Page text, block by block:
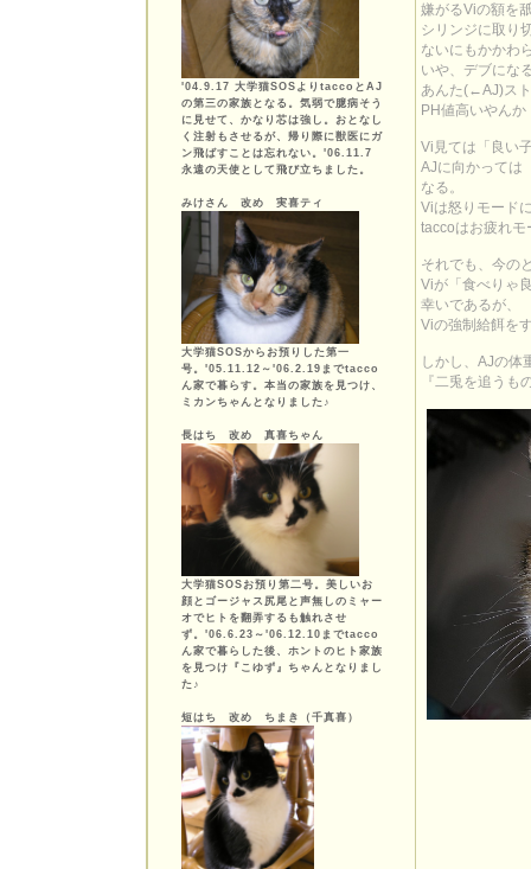
'04.9.17 大学猫SOSよりtaccoとAJ
の第三の家族となる。気弱で臆病そう
に見せて、かなり芯は強し。おとなし
く注射もさせるが、帰り際に獣医にガ
ン飛ばすことは忘れない。'06.11.7
永遠の天使として飛び立ちました。
みけさん 改め 実喜ティ
大学猫SOSからお預りした第一
号。'05.11.12～'06.2.19までtacco
ん家で暮らす。本当の家族を見つけ、
ミカンちゃんとなりました♪
長はち 改め 真喜ちゃん
大学猫SOSお預り第二号。美しいお
顔とゴージャス尻尾と声無しのミャー
オでヒトを翻弄するも触れさせ
ず。'06.6.23～'06.12.10までtacco
ん家で暮らした後、ホントのヒト家族
を見つけ『こゆず』ちゃんとなりまし
た♪
短はち 改め ちまき（千真喜）
嫌がるViの額を
シリンジに取り
ないにもかかわ
いや、デブにな
あんた(←AJ)ス
PH値高いやんか
Vi見ては「良い
AJに向かっては
なる。
Viは怒りモード
taccoはお疲れモ
それでも、今の
Viが「食べりゃ
幸いであるが、
Viの強制給餌を
しかし、AJの体
『二兎を追う